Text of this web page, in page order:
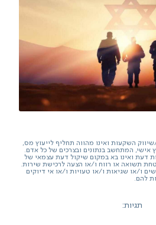
השקעות ואינו מהווה תחליף לייעוץ מס,
אישי, המתחשב בנתונים ובצרכים של כל אדם.
דעת ואינו בא במקום שיקול דעת עצמאי של
תשואה או רווח ו/או הצעה לרכישת שירות.
ו/או שגיאות ו/או טעויות ו/או אי דיוקים
להם.
תגיות: